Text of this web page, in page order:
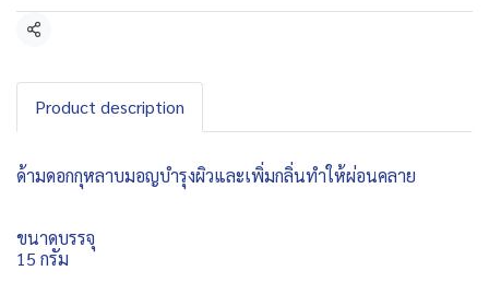
Share
Product description
ด้ามดอกกุหลาบมอญบำรุงผิวและเพิ่มกลิ่นทำให้ผ่อนคลาย
ขนาดบรรจุ
15 กรัม